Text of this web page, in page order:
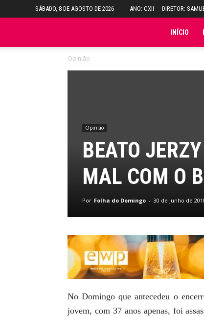
SÁBADO, 8 DE AGOSTO DE 2026 ANO: CXII DIRETOR:
INÍCIO
Opinião
Opinião
BEATO
MAL COM O
Por Folha do Domingo - 30 de Junho de
No Domingo que antecedeu o
jovem, com 37 anos apenas, foi